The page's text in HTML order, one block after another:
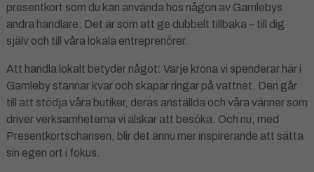
presentkort som du kan använda hos någon av Gamlebys
andra handlare. Det är som att ge dubbelt tillbaka – till dig
själv och till våra lokala entreprenörer.
Att handla lokalt betyder något: Varje krona vi spenderar här i
Gamleby stannar kvar och skapar ringar på vattnet. Den går
till att stödja våra butiker, deras anställda och våra vänner som
driver verksamheterna vi älskar att besöka. Och nu, med
Presentkortschansen, blir det ännu mer inspirerande att sätta
sin egen ort i fokus.